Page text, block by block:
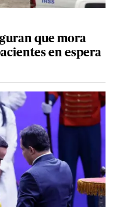
que mora
en espera